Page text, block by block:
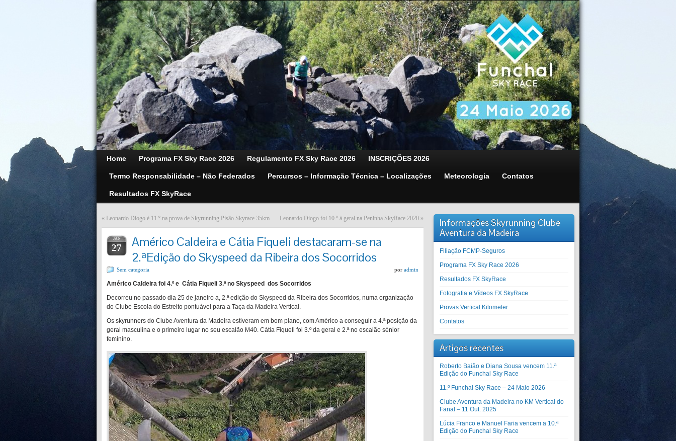
Home Programa FX Sky Race 2026 Regulamento FX Sky Race 2026 INSCRIÇÕES 2026
Termo Responsabilidade – Não Federados Percursos – Informação Técnica – Localizações Meteorologia Contatos
Resultados FX SkyRace
« Leonardo Diogo é 11.º na prova de Skyrunning Pisão Skyrace 35km Leonardo Diogo foi 10.º à geral na Peninha SkyRace 2020 »
JAN
27
Américo Caldeira e Cátia Fiqueli destacaram-se na
2.ªEdição do Skyspeed da Ribeira dos Socorridos
Sem categoria por admin
Américo Caldeira foi 4.º e Cátia Fiqueli 3.ª no Skyspeed dos Socorridos
Decorreu no passado dia 25 de janeiro a, 2.ª edição do Skyspeed da Ribeira dos Socorridos, numa organização
do Clube Escola do Estreito pontuável para a Taça da Madeira Vertical.
Os skyrunners do Clube Aventura da Madeira estiveram em bom plano, com Américo a conseguir a 4.ª posição da
geral masculina e o primeiro lugar no seu escalão M40. Cátia Fiqueli foi 3.º da geral e 2.ª no escalão sénior
feminino.
Informações Skyrunning Clube
Aventura da Madeira
Filiação FCMP-Seguros
Programa FX Sky Race 2026
Resultados FX SkyRace
Fotografia e Vídeos FX SkyRace
Provas Vertical Kilometer
Contatos
Artigos recentes
Roberto Baião e Diana Sousa vencem 11.ª
Edição do Funchal Sky Race
11.º Funchal Sky Race – 24 Maio 2026
Clube Aventura da Madeira no KM Vertical do
Fanal – 11 Out. 2025
Lúcia Franco e Manuel Faria vencem a 10.ª
Edição do Funchal Sky Race